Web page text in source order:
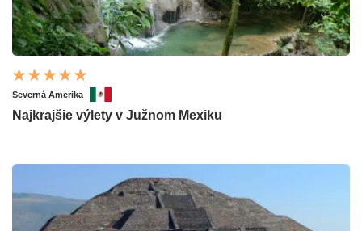
Severná Amerika
Najkrajšie výlety v Južnom Mexiku